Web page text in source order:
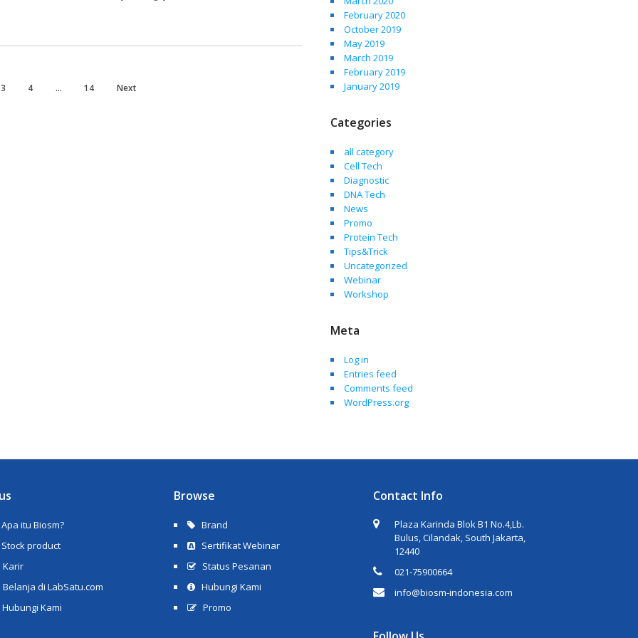
3 4 … 14 Next
February 2020
October 2019
May 2019
March 2019
February 2019
January 2019
Categories
all category
Cell Tech
Diagnostic
DNA Tech
News
Promo
Protein Tech
Tips&Trick
Uncategorized
Webinar
Workshop
Meta
Log in
Entries feed
Comments feed
WordPress.org
Apa itu Biosm?
Stock product
Karir
Belanja di LabSatu.com
Hubungi Kami
Browse
Brand
Sertifikat Webinar
Status Pesanan
Hubungi Kami
Promo
Contact Info
Plaza Karinda Blok B1 No.4,Lb.
Bulus, Cilandak, South Jakarta,
12440
021-75900664
info@biosm-indonesia.com